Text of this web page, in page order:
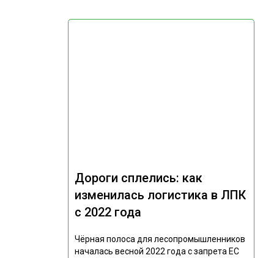
Дороги сплелись: как
изменилась логистика в ЛПК
с 2022 года
Чёрная полоса для лесопромышленников
началась весной 2022 года с запрета ЕС